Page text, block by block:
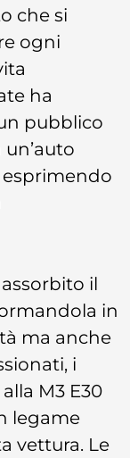
che si
ogni
ha
pubblico
il
in
ma anche
i
M3 E30
legame
vettura. Le